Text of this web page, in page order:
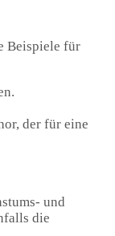
Beispiele für
der für eine
und
die